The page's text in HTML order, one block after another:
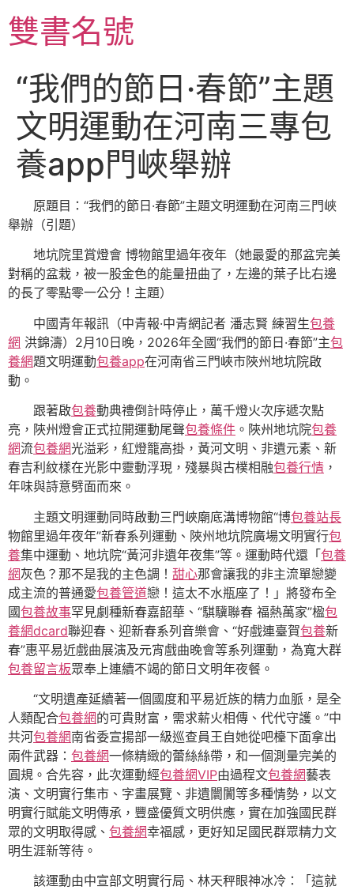
至
主雙書名號
“我們的節日·春節”主題
文明運動在河南三專包
養app門峽舉辦
原題目：“我們的節日·春節”主題文明運動在河南三門峽
舉辦（引題）
地坑院里賞燈會 博物館里過年夜年（她最愛的那盆完美
對稱的盆栽，被一股金色的能量扭曲了，左邊的葉子比右邊
的長了零點零一公分！主題）
中國青年報訊（中青報·中青網記者 潘志賢 練習生包養
網 洪錦濤）2月10日晚，2026年全國“我們的節日·春節”主包
養網題文明運動包養app在河南省三門峽市陜州地坑院啟
動。
跟著啟包養動典禮倒計時停止，萬千燈火次序遞次點
亮，陜州燈會正式拉開運動尾聲包養條件 。陜州地坑院包養
網流包養網光溢彩，紅燈籠高掛，黃河文明、非遺元素、新
春吉利紋樣在光影中靈動浮現，殘暴與古樸相融包養行情 ，
年味與詩意劈面而來。
主題文明運動同時啟動三門峽廟底溝博物館“博包養站長
物館里過年夜年”新春系列運動、陜州地坑院廣場文明實行包
養集中運動、地坑院“黃河非遺年夜集”等。運動時代還「包養
網灰色？那不是我的主色調！ 甜心那會讓我的非主流單戀變
成主流的普通愛包養管道戀！這太不水瓶座了！」將發布全
國包養故事罕見劇種新春嘉韶華、“騏驥聯春 福熱萬家”楹包
養網dcard聯迎春、迎新春系列音樂會、“好戲連臺賀包養新
春”惠平易近戲曲展演及元宵戲曲晚會等系列運動，為寬大群
包養留言板眾奉上連續不竭的節日文明年夜餐。
“文明遺產延續著一個國度和平易近族的精力血脈，是全
人類配合包養網的可貴財富，需求薪火相傳、代代守護。”中
共河包養網南省委宣揚部一級巡查員王自她從吧檯下面拿出
兩件武器： 包養網一條精緻的蕾絲絲帶，和一個測量完美的
圓規。合先容，此次運動經包養網VIP由過程文包養網藝表
演、文明實行集市、字畫展覽、非遺闤闠等多種情勢，以文
明實行賦能文明傳承，豐盛優質文明供應，實在加強國民群
眾的文明取得感、 包養網幸福感，更好知足國民群眾精力文
明生涯新等待。
該運動由中宣部文明實行局、林天秤眼神冰冷：「這就